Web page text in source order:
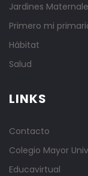
Jardines
Primero mi
Hábitat
Salud
LINKS
Contacto
Colegio Mayor
Educavirtual